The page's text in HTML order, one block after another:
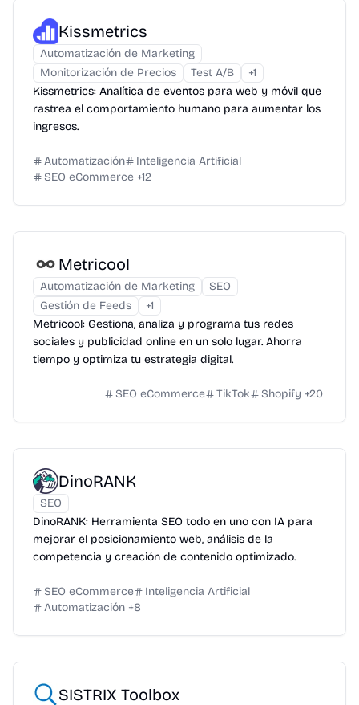
Kissmetrics
Automatización de Marketing
Monitorización de Precios
Test A/B +1
Kissmetrics: Analítica de eventos para web y móvil que
rastrea el comportamiento humano para aumentar los
ingresos.
Automatización
Inteligencia Artificial
SEO eCommerce +12
Metricool
Automatización de Marketing
SEO
Gestión de Feeds
+1
Metricool: Gestiona, analiza y programa tus redes
sociales y publicidad online en un solo lugar. Ahorra
tiempo y optimiza tu estrategia digital.
SEO eCommerce TikTok Shopify +20
DinoRANK
SEO
DinoRANK: Herramienta SEO todo en uno con IA para
mejorar el posicionamiento web, análisis de la
competencia y creación de contenido optimizado.
SEO eCommerce
Inteligencia Artificial
Automatización +8
SISTRIX Toolbox